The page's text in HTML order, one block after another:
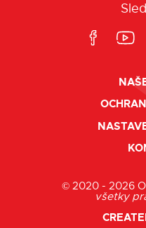
© 2020 - 2026
všetky